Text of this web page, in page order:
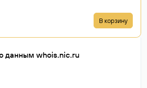
В корзину
данным whois.nic.ru